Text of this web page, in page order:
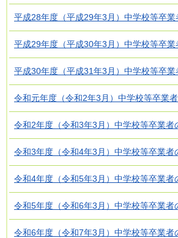
平成28年度（平成29年3月）中学校等卒業
平成29年度（平成30年3月）中学校等卒業
平成30年度（平成31年3月）中学校等卒業
令和元年度（令和2年3月）中学校等卒業
令和2年度（令和3年3月）中学校等卒業者
令和3年度（令和4年3月）中学校等卒業者
令和4年度（令和5年3月）中学校等卒業者
令和5年度（令和6年3月）中学校等卒業者
令和6年度（令和7年3月）中学校等卒業者